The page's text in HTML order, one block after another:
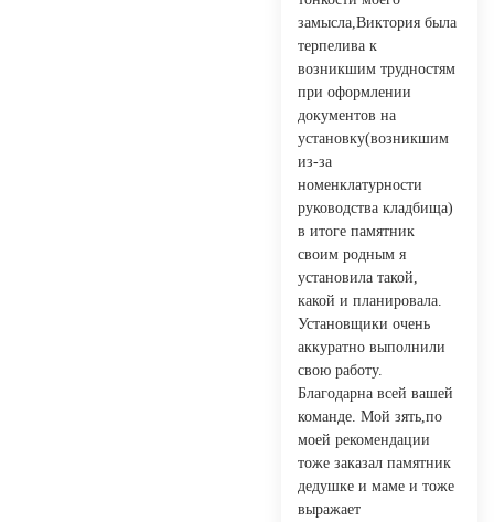
замысла,Виктория была
терпелива к
возникшим трудностям
при оформлении
документов на
установку(возникшим
из-за
номенклатурности
руководства кладбища)
в итоге памятник
своим родным я
установила такой,
какой и планировала.
Установщики очень
аккуратно выполнили
свою работу.
Благодарна всей вашей
команде. Мой зять,по
моей рекомендации
тоже заказал памятник
дедушке и маме и тоже
выражает